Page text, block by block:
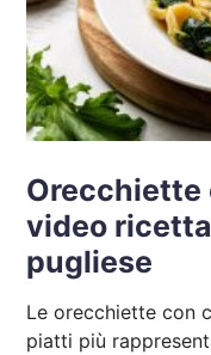
Orecchiette
video
pugliese
Le orecchiette con
piatti più